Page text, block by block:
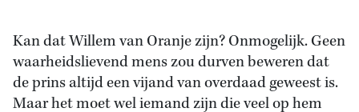
Kan dat Willem van Oranje zijn? Onmogelijk. Geen
waarheidslievend mens zou durven beweren dat
de prins altijd een vijand van overdaad geweest is.
Maar het moet wel iemand zijn die veel op hem